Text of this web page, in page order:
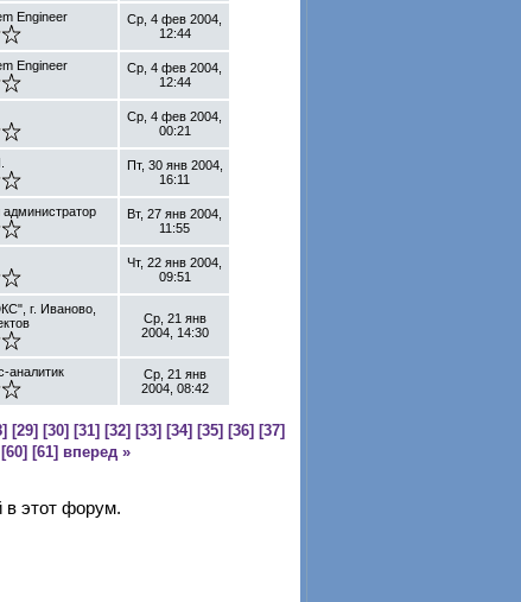
Engineer
Ср, 4 фев 2004,
12:44
Engineer
Ср, 4 фев 2004,
12:44
Ср, 4 фев 2004,
00:21
Пт, 30 янв 2004,
16:11
Вт, 27 янв 2004,
11:55
Чт, 22 янв 2004,
09:51
г. Иваново,
Ср, 21 янв
2004, 14:30
аналитик
Ср, 21 янв
2004, 08:42
[29] [30] [31] [32] [33] [34] [35] [36] [37]
[60] [61] вперед »
этот форум.